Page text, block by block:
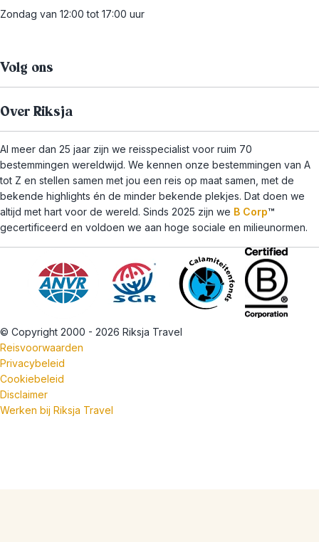
Zondag van 12:00 tot 17:00 uur
Volg ons
Over Riksja
Al meer dan 25 jaar zijn we reisspecialist voor ruim 70
bestemmingen wereldwijd. We kennen onze bestemmingen van A
tot Z en stellen samen met jou een reis op maat samen, met de
bekende highlights én de minder bekende plekjes. Dat doen we
altijd met hart voor de wereld. Sinds 2025 zijn we B Corp™
gecertificeerd en voldoen we aan hoge sociale en milieunormen.
© Copyright 2000 - 2026 Riksja Travel
Reisvoorwaarden
Privacybeleid
Cookiebeleid
Disclaimer
Werken bij Riksja Travel